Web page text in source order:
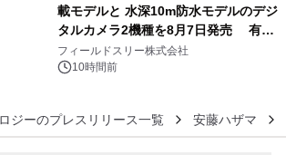
載モデルと 水深10m防水モデルのデジ
タルカメラ2機種を8月7日発売 有効
約1300万画素、用途別に選べるコンデ
ジ新登場
フィールドスリー株式会社
10時間前
ジーのプレスリリース一覧 安藤ハザマ